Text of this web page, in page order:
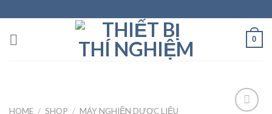
to
content
0
HOME / SHOP / MÁY NGHIỀN DƯỢC LIỆU